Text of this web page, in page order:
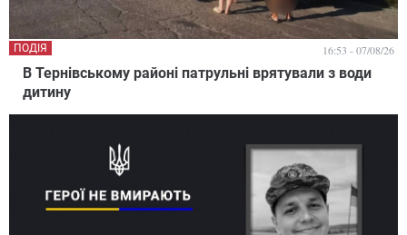
В Тернівському районі патрульні врятували з води
дитину
ПОДІЯ 16:53 - 07/08/26